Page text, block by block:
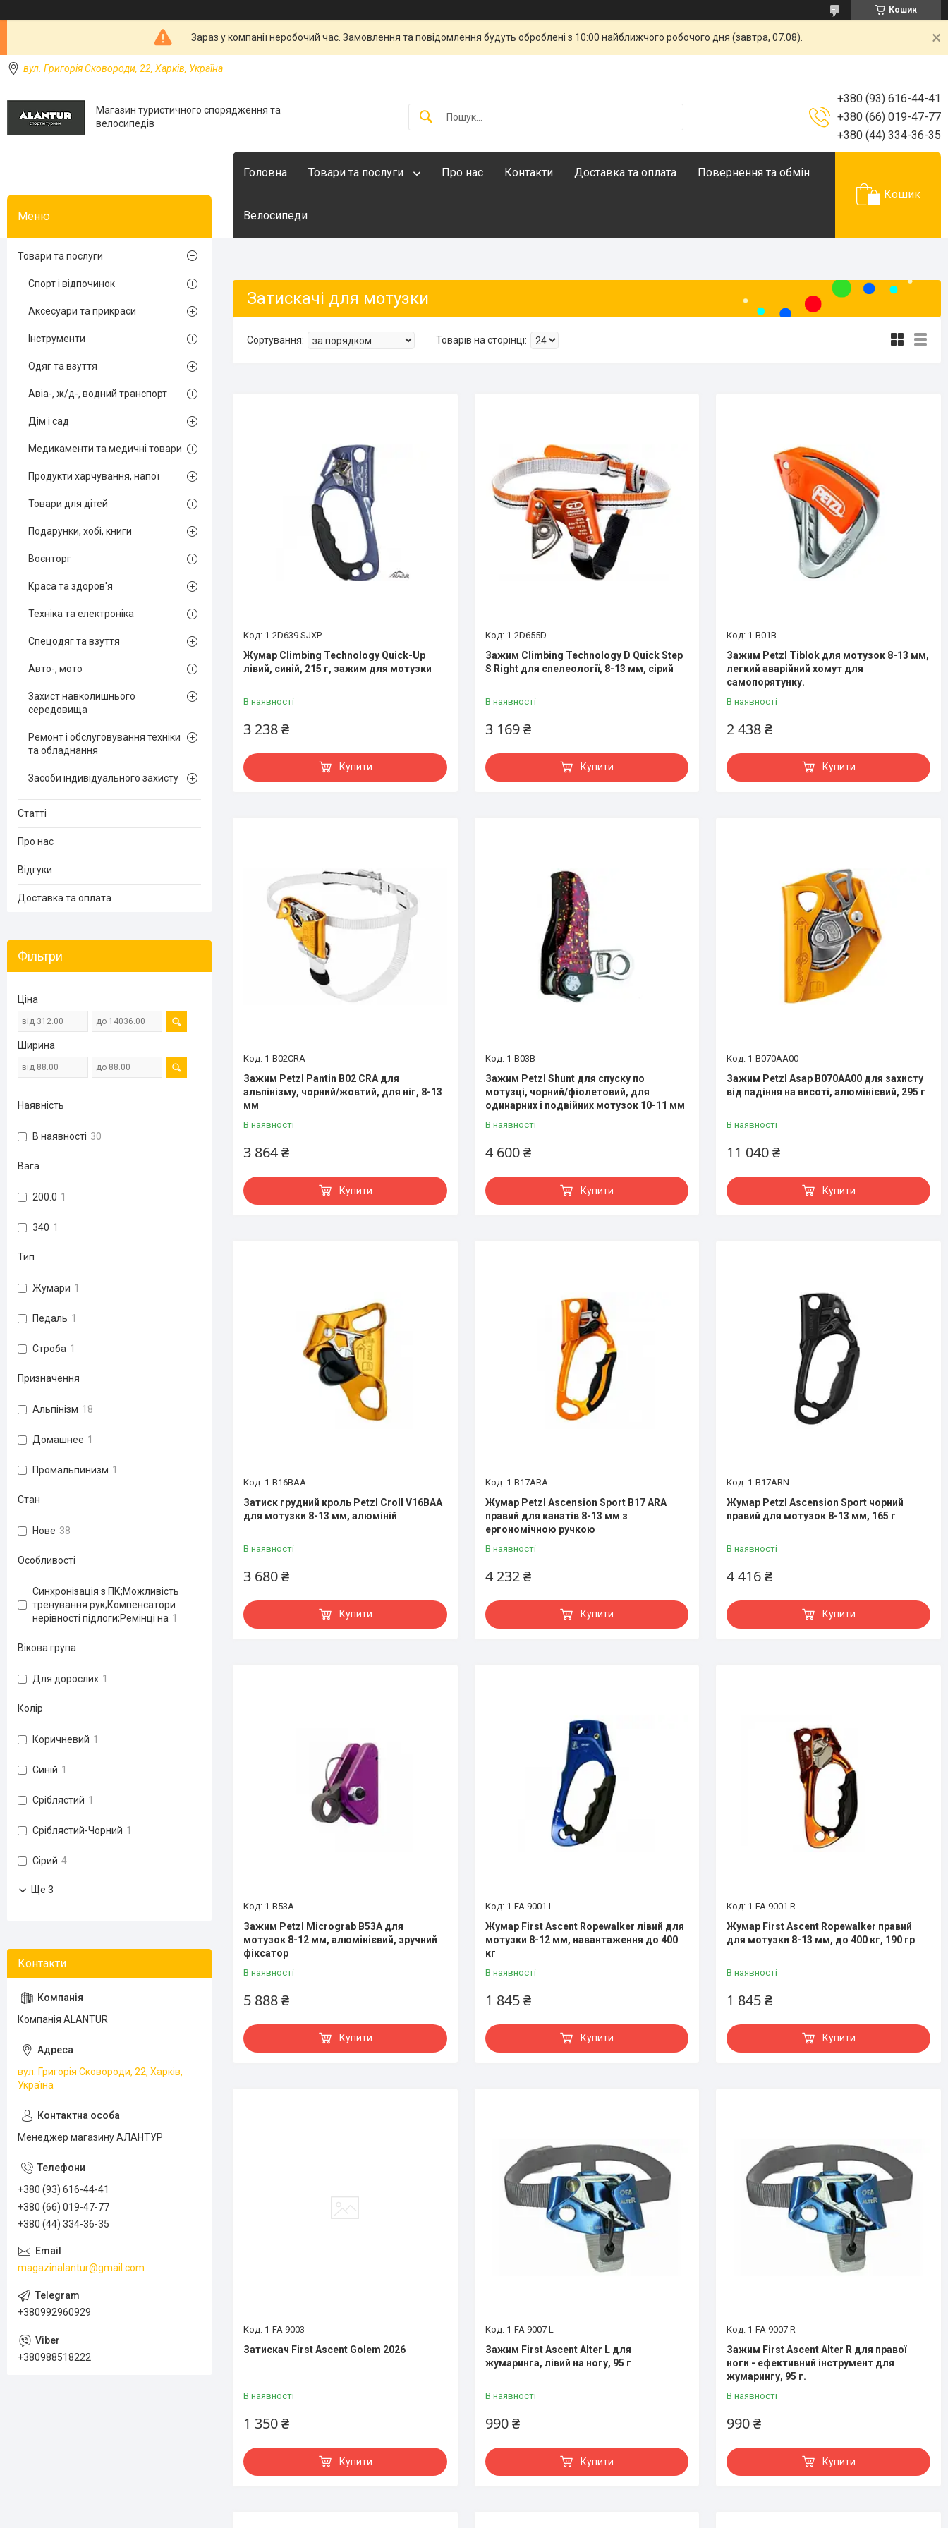
Кошик
Зараз у компанії неробочий час. Замовлення та повідомлення будуть оброблені з 10:00 найближчого робочого дня (завтра, 07.08).
вул. Григорія Сковороди, 22, Харків, Україна
Магазин туристичного спорядження та
велосипедів
+380 (93) 616-44-41
+380 (66) 019-47-77
+380 (44) 334-36-35
Головна Товари та послуги Про нас Контакти Доставка та оплата Повернення та обмін
Велосипеди
Кошик
Затискачі для мотузки
1-2D639 SJXP
Жумар Climbing Technology Quick-Up
лівий, синій, 215 г, зажим для мотузки
В наявності
3 238 ₴
Купити
1-2D655D
Зажим Climbing Technology D Quick Step
S Right для спелеології, 8-13 мм, сірий
В наявності
3 169 ₴
Купити
1-B01B
Зажим Petzl Tiblok для мотузок 8-13 мм,
легкий аварійний хомут для
самопорятунку.
В наявності
2 438 ₴
Купити
1-B02CRA
Зажим Petzl Pantin B02 CRA для
альпінізму, чорний/жовтий, для ніг, 8-13
мм
В наявності
3 864 ₴
Купити
1-B03B
Зажим Petzl Shunt для спуску по
мотузці, чорний/фіолетовий, для
одинарних і подвійних мотузок 10-11 мм
В наявності
4 600 ₴
Купити
1-B070AA00
Зажим Petzl Asap B070AA00 для захисту
від падіння на висоті, алюмінієвий, 295 г
В наявності
11 040 ₴
Купити
1-B16BAA
Затиск грудний кроль Petzl Croll V16BAA
для мотузки 8-13 мм, алюміній
В наявності
3 680 ₴
Купити
1-B17ARA
Жумар Petzl Ascension Sport B17 ARA
правий для канатів 8-13 мм з
ергономічною ручкою
В наявності
4 232 ₴
Купити
1-B17ARN
Жумар Petzl Ascension Sport чорний
правий для мотузок 8-13 мм, 165 г
В наявності
4 416 ₴
Купити
1-B53A
Зажим Petzl Micrograb B53A для
мотузок 8-12 мм, алюмінієвий, зручний
фіксатор
В наявності
5 888 ₴
Купити
1-FA 9001 L
Жумар First Ascent Ropewalker лівий для
мотузки 8-12 мм, навантаження до 400
кг
В наявності
1 845 ₴
Купити
1-FA 9001 R
Жумар First Ascent Ropewalker правий
для мотузки 8-13 мм, до 400 кг, 190 гр
В наявності
1 845 ₴
Купити
1-FA 9003
Затискач First Ascent Golem 2026
В наявності
1 350 ₴
Купити
1-FA 9007 L
Зажим First Ascent Alter L для
жумаринга, лівий на ногу, 95 г
В наявності
990 ₴
Купити
1-FA 9007 R
Зажим First Ascent Alter R для правої
ноги - ефективний інструмент для
жумарингу, 95 г.
В наявності
990 ₴
Купити
Товари та послуги
Спорт і відпочинок
Аксесуари та прикраси
Інструменти
Одяг та взуття
Авіа-, ж/д-, водний транспорт
Дім і сад
Медикаменти та медичні товари
Продукти харчування, напої
Товари для дітей
Подарунки, хобі, книги
Воєнторг
Краса та здоров'я
Техніка та електроніка
Спецодяг та взуття
Авто-, мото
Захист навколишнього
середовища
Ремонт і обслуговування техніки
та обладнання
Засоби індивідуального захисту
Статті
Про нас
Відгуки
Доставка та оплата
Фільтри
Ціна
Ширина
Наявність
В наявності 30
Вага
200.0 1
340 1
Тип
Жумари 1
Педаль 1
Строба 1
Призначення
Альпінізм 18
Домашнее 1
Промальпинизм 1
Стан
Нове 38
Особливості
Синхронізація з ПК;Можливість
тренування рук;Компенсатори
нерівності підлоги;Ремінці на 1
Вікова група
Для дорослих 1
Колір
Коричневий 1
Синій 1
Сріблястий 1
Сріблястий-Чорний 1
Сірий 4
Ще 3
Компанія ALANTUR
вул. Григорія Сковороди, 22, Харків,
Україна
Менеджер магазину АЛАНТУР
+380 (93) 616-44-41
+380 (66) 019-47-77
+380 (44) 334-36-35
magazinalantur@gmail.com
+380992960929
+380988518222